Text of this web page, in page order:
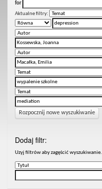
for
Aktualne filtry:
Rozpocznij nowe wyszukiwanie
Dodaj filtr:
Uzyj filtrów aby zagęścić wyszukiwanie.